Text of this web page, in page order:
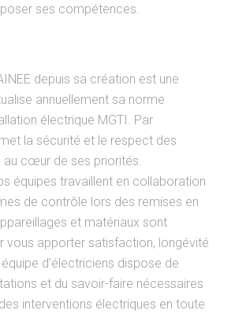
ses compétences.
depuis sa création est une
annuellement sa norme
électrique MGTI. Par
la sécurité et le respect des
au cœur de ses priorités.
équipes travaillent en collaboration
de contrôle lors des remises en
et matériaux sont
vous apporter satisfaction, longévité
d’électriciens dispose de
et du savoir-faire nécessaires
interventions électriques en toute